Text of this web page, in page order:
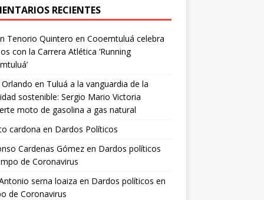
RECIENTES
Tenorio Quintero en Cooemtuluá celebra
con la Carrera Atlética ‘Running
Orlando en Tuluá a la vanguardia de la
sostenible: Sergio Mario Victoria
moto de gasolina a gas natural
cardona en Dardos Políticos
Cardenas Gómezen Dardos políticos
de Coronavirus
serna loaiza en Dardos políticos en
de Coronavirus